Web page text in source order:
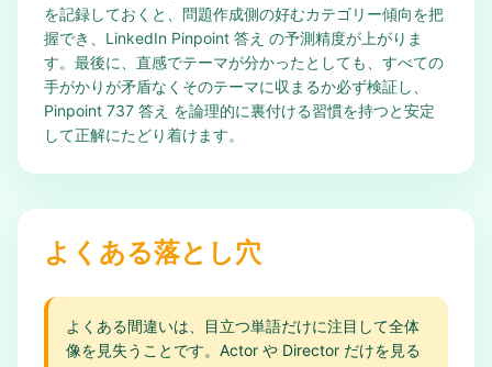
を記録しておくと、問題作成側の好むカテゴリー傾向を把
握でき、LinkedIn Pinpoint 答え の予測精度が上がりま
す。最後に、直感でテーマが分かったとしても、すべての
手がかりが矛盾なくそのテーマに収まるか必ず検証し、
Pinpoint 737 答え を論理的に裏付ける習慣を持つと安定
して正解にたどり着けます。
よくある落とし穴
よくある間違いは、目立つ単語だけに注目して全体
像を見失うことです。Actor や Director だけを見る